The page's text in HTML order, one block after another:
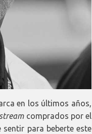
en los últimos años,
comprados por el
para beberte este